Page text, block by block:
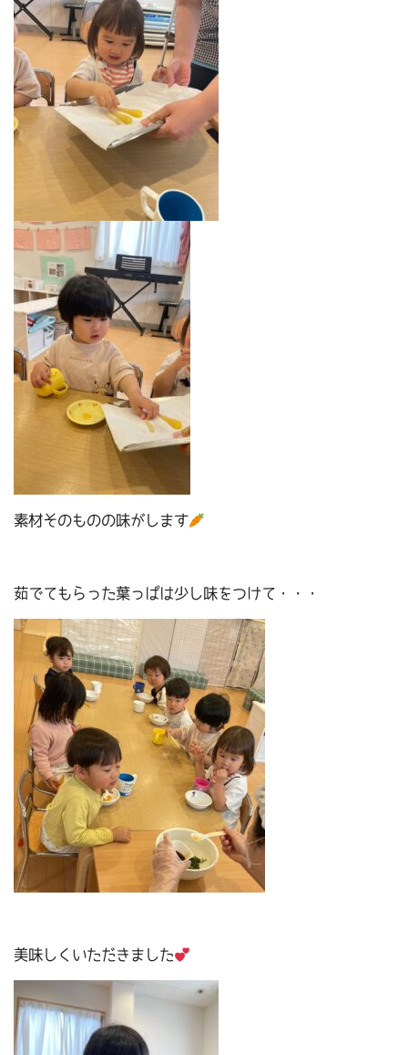
素材そのものの味がします
茹でてもらった葉っぱは少し味をつけて・・・
美味しくいただきました